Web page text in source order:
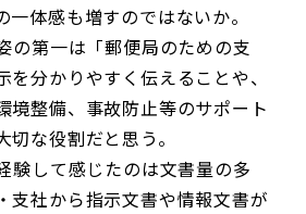
一体感も増すのではないか。
の第一は「郵便局のための支
を分かりやすく伝えることや、
境整備、事故防止等のサポート
な役割だと思う。
験して感じたのは文書量の多
支社から指示文書や情報文書が